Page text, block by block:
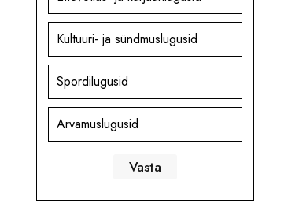
Kultuuri- ja sündmuslugusid
Spordilugusid
Arvamuslugusid